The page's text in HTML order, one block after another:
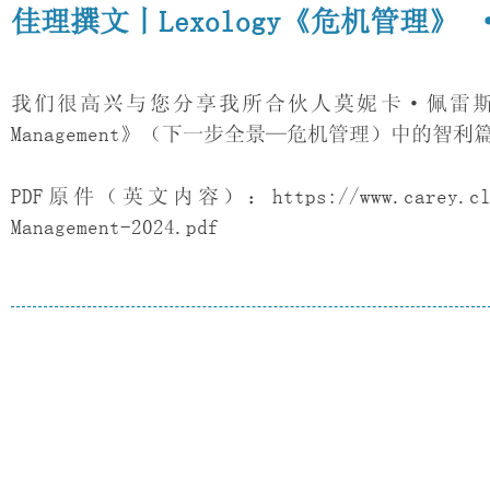
佳理撰文丨Lexology《危机管理》
我们很高兴与您分享我所合伙人莫妮卡·佩雷
Management》（下一步全景—危机管理）中的智利
PDF原件（英文内容）：https://
Management-2024.pdf